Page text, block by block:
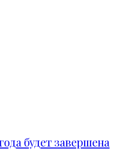
будет завершена